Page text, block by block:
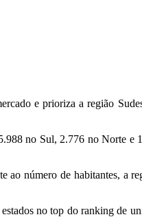
e prioriza a região
no Sul, 2.776 no Norte e
número de habitantes, a
no top do ranking de